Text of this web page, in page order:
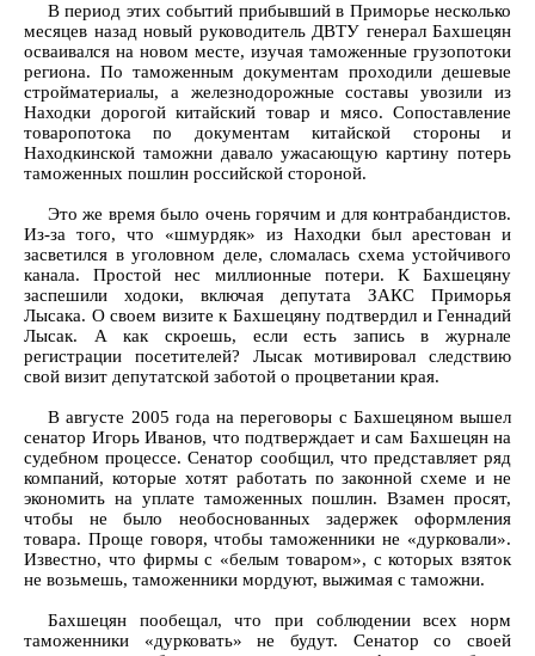
В период этих событий прибывший в Приморье несколько
месяцев назад новый руководитель ДВТУ генерал Бахшецян
осваивался на новом месте, изучая таможенные грузопотоки
региона. По таможенным документам проходили дешевые
стройматериалы, а железнодорожные составы увозили из
Находки дорогой китайский товар и мясо. Сопоставление
товаропотока по документам китайской стороны и
Находкинской таможни давало ужасающую картину потерь
таможенных пошлин российской стороной.
Это же время было очень горячим и для контрабандистов.
Из-за того, что «шмурдяк» из Находки был арестован и
засветился в уголовном деле, сломалась схема устойчивого
канала. Простой нес миллионные потери. К Бахшецяну
заспешили ходоки, включая депутата ЗАКС Приморья
Лысака. О своем визите к Бахшецяну подтвердил и Геннадий
Лысак. А как скроешь, если есть запись в журнале
регистрации посетителей? Лысак мотивировал следствию
свой визит депутатской заботой о процветании края.
В августе 2005 года на переговоры с Бахшецяном вышел
сенатор Игорь Иванов, что подтверждает и сам Бахшецян на
судебном процессе. Сенатор сообщил, что представляет ряд
компаний, которые хотят работать по законной схеме и не
экономить на уплате таможенных пошлин. Взамен просят,
чтобы не было необоснованных задержек оформления
товара. Проще говоря, чтобы таможенники не «дурковали».
Известно, что фирмы с «белым товаром», с которых взяток
не возьмешь, таможенники мордуют, выжимая с таможни.
Бахшецян пообещал, что при соблюдении всех норм
таможенники «дурковать» не будут. Сенатор со своей